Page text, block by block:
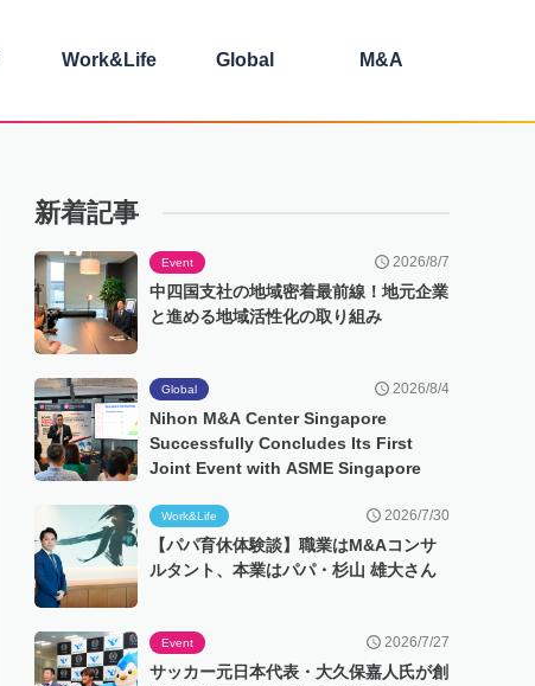
Work&Life Global M&A
新着記事
Event 2026/8/7
中四国支社の地域密着最前線！地元企業
と進める地域活性化の取り組み
Global 2026/8/4
Nihon M&A Center Singapore
Successfully Concludes Its First
Joint Event with ASME Singapore
Work&Life 2026/7/30
【パパ育休体験談】職業はM&Aコンサ
ルタント、本業はパパ・杉山 雄大さん
Event 2026/7/27
サッカー元日本代表・大久保嘉人氏が創